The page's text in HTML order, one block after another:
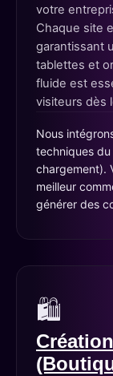
votre
Chaque site
garantissant
tablettes et
fluide est
visiteurs dès
Nous
techniques
chargement).
meilleur
générer des
🛍️